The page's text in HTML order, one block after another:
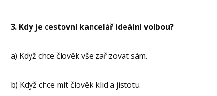
3. Kdy je cestovní kancelář ideální volbou?
a) Když chce člověk vše zařizovat sám.
b) Když chce mít člověk klid a jistotu.